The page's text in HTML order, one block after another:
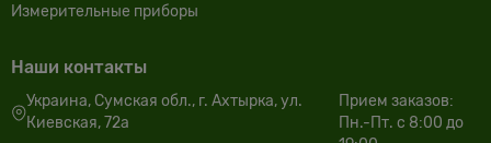
Измерительные приборы
Наши контакты
Украина, Сумская обл., г. Ахтырка, ул.
Киевская, 72а
Прием заказов:
Пн.-Пт. с 8:00 до